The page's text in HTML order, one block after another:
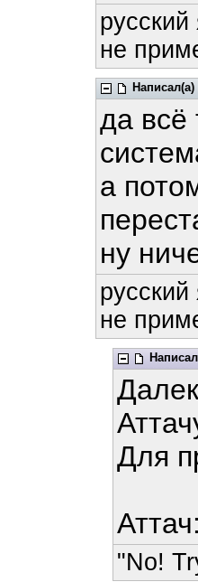
не
Написал(а)
да всё
а
ну
не
Для
Аттач:
"No!